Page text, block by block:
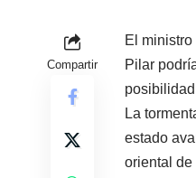
Compartir
El
Pilar
La
estado
oriental de